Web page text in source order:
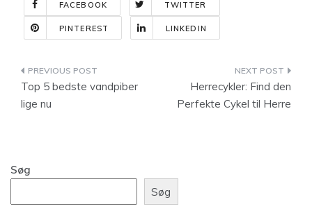
FACEBOOK TWITTER
PINTEREST LINKEDIN
Indlægsnavigation
Top 5 bedste vandpiber
lige nu
Herrecykler: Find den
Perfekte Cykel til Herre
Søg
Søg